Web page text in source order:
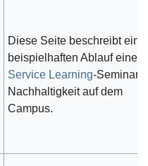
Diese Seite beschreibt
beispielhaften Ablauf eines
Service Learning-Seminars
Nachhaltigkeit auf dem
Campus.